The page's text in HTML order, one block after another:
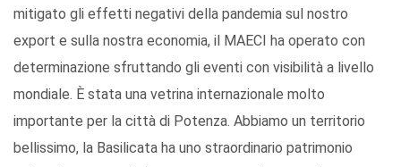
mitigato gli effetti negativi della pandemia sul nostro
export e sulla nostra economia, il MAECI ha operato con
determinazione sfruttando gli eventi con visibilità a livello
mondiale. È stata una vetrina internazionale molto
importante per la città di Potenza. Abbiamo un territorio
bellissimo, la Basilicata ha uno straordinario patrimonio